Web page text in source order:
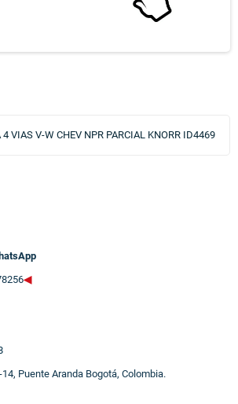
4 VIAS V-W CHEV NPR PARCIAL KNORR ID4469
◀
Puente Aranda Bogotá, Colombia.